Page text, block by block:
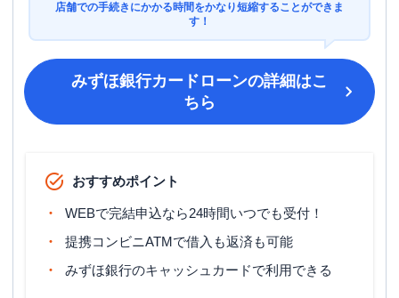
店舗での手続きにかかる時間をかなり短縮することができま
す！
みずほ銀行カードローンの詳細はこ
ちら
おすすめポイント
WEBで完結申込なら24時間いつでも受付！
提携コンビニATMで借入も返済も可能
みずほ銀行のキャッシュカードで利用できる